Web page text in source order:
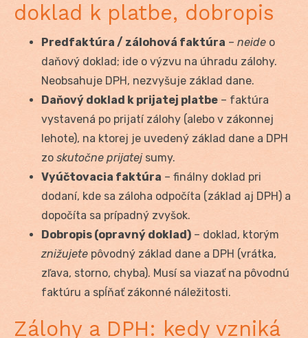
doklad k platbe, dobropis
Predfaktúra / zálohová faktúra – neide o
daňový doklad; ide o výzvu na úhradu zálohy.
Neobsahuje DPH, nezvyšuje základ dane.
Daňový doklad k prijatej platbe – faktúra
vystavená po prijatí zálohy (alebo v zákonnej
lehote), na ktorej je uvedený základ dane a DPH
zo skutočne prijatejsumy.
Vyúčtovacia faktúra – finálny doklad pri
dodaní, kde sa záloha odpočíta (základ aj DPH) a
dopočíta sa prípadný zvyšok.
Dobropis (opravný doklad) – doklad, ktorým
znižujete pôvodný základ dane a DPH (vrátka,
zľava, storno, chyba). Musí sa viazať na pôvodnú
faktúru a spĺňať zákonné náležitosti.
Zálohy a DPH: kedy vzniká